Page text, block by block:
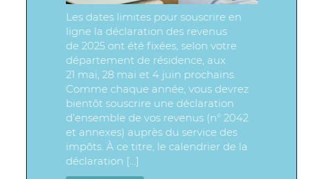
Les dates limites pour souscrire en
ligne la déclaration des revenus
de 2025 ont été fixées, selon votre
département de résidence, aux
21 mai, 28 mai et 4 juin prochains.
Comme chaque année, vous devrez
bientôt souscrire une déclaration
d’ensemble de vos revenus (n° 2042
et annexes) auprès du service des
impôts. À ce titre, le calendrier de la
déclaration […]